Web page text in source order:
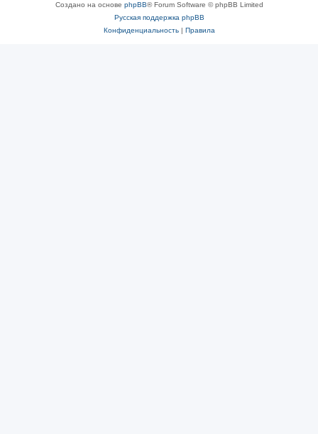
Создано на основе phpBB® Forum Software © phpBB Limited
Русская поддержка phpBB
Конфиденциальность| Правила